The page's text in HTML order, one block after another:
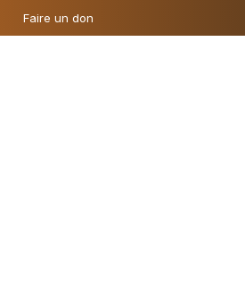
Faire un don